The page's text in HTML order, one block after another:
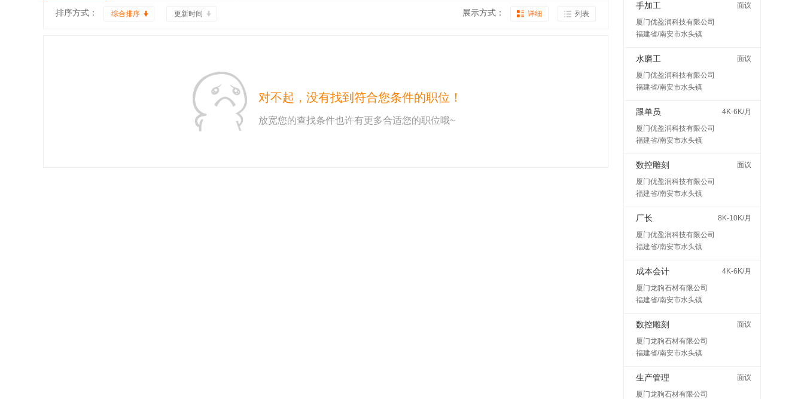
排序方式： 综合排序 更新时间 展示方式： 详细 列表
对不起，没有找到符合您条件的职位！
放宽您的查找条件也许有更多合适您的职位哦~
手加工
面议
厦门优盈润科技有限公司
福建省/南安市水头镇
水磨工
面议
厦门优盈润科技有限公司
福建省/南安市水头镇
跟单员
4K-6K/月
厦门优盈润科技有限公司
福建省/南安市水头镇
数控雕刻
面议
厦门优盈润科技有限公司
福建省/南安市水头镇
厂长
8K-10K/月
厦门优盈润科技有限公司
福建省/南安市水头镇
成本会计
4K-6K/月
厦门龙驹石材有限公司
福建省/南安市水头镇
数控雕刻
面议
厦门龙驹石材有限公司
福建省/南安市水头镇
生产管理
面议
厦门龙驹石材有限公司